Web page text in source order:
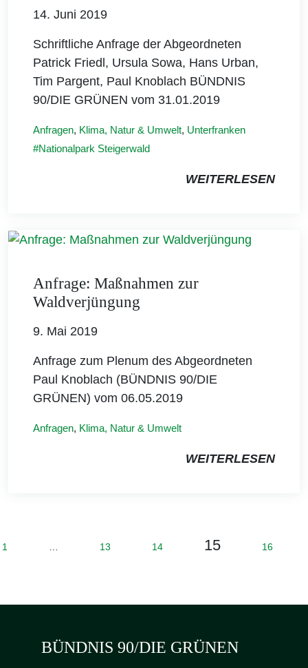
14. Juni 2019
Schriftliche Anfrage der Abgeordneten
Patrick Friedl, Ursula Sowa, Hans Urban,
Tim Pargent, Paul Knoblach BÜNDNIS
90/DIE GRÜNEN vom 31.01.2019
Anfragen, Klima, Natur & Umwelt, Unterfranken
Nationalpark Steigerwald
WEITERLESEN
Anfrage: Maßnahmen zur
Waldverjüngung
9. Mai 2019
Anfrage zum Plenum des Abgeordneten
Paul Knoblach (BÜNDNIS 90/DIE
GRÜNEN) vom 06.05.2019
Anfragen, Klima, Natur & Umwelt
WEITERLESEN
1 13 14 15 16
BÜNDNIS 90/DIE GRÜNEN